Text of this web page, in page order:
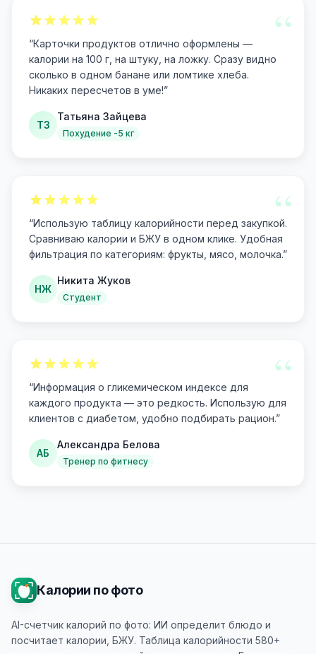
“
“Карточки продуктов отлично оформлены —
калории на 100 г, на штуку, на ложку. Сразу видно
сколько в одном банане или ломтике хлеба.
Никаких пересчетов в уме!”
ТЗ
Татьяна Зайцева
Похудение -5 кг
“
“Использую таблицу калорийности перед закупкой.
Сравниваю калории и БЖУ в одном клике. Удобная
фильтрация по категориям: фрукты, мясо, молочка.”
НЖ
Никита Жуков
Студент
“
“Информация о гликемическом индексе для
каждого продукта — это редкость. Использую для
клиентов с диабетом, удобно подбирать рацион.”
АБ
Александра Белова
Тренер по фитнесу
Калории по фото
AI-счетчик калорий по фото: ИИ определит блюдо и
посчитает калории, БЖУ. Таблица калорийности 580+